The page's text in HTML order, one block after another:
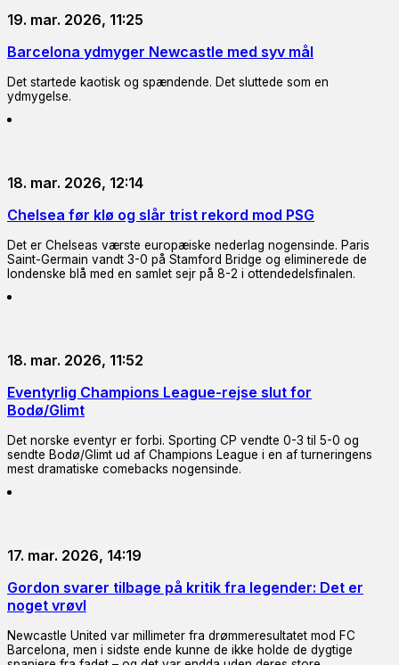
19. mar. 2026, 11:25
Barcelona ydmyger Newcastle med syv mål
Det startede kaotisk og spændende. Det sluttede som en
ydmygelse.
18. mar. 2026, 12:14
Chelsea før klø og slår trist rekord mod PSG
Det er Chelseas værste europæiske nederlag nogensinde. Paris
Saint-Germain vandt 3-0 på Stamford Bridge og eliminerede de
londenske blå med en samlet sejr på 8-2 i ottendedelsfinalen.
18. mar. 2026, 11:52
Eventyrlig Champions League-rejse slut for
Bodø/Glimt
Det norske eventyr er forbi. Sporting CP vendte 0-3 til 5-0 og
sendte Bodø/Glimt ud af Champions League i en af turneringens
mest dramatiske comebacks nogensinde.
17. mar. 2026, 14:19
Gordon svarer tilbage på kritik fra legender: Det er
noget vrøvl
Newcastle United var millimeter fra drømmeresultatet mod FC
Barcelona, men i sidste ende kunne de ikke holde de dygtige